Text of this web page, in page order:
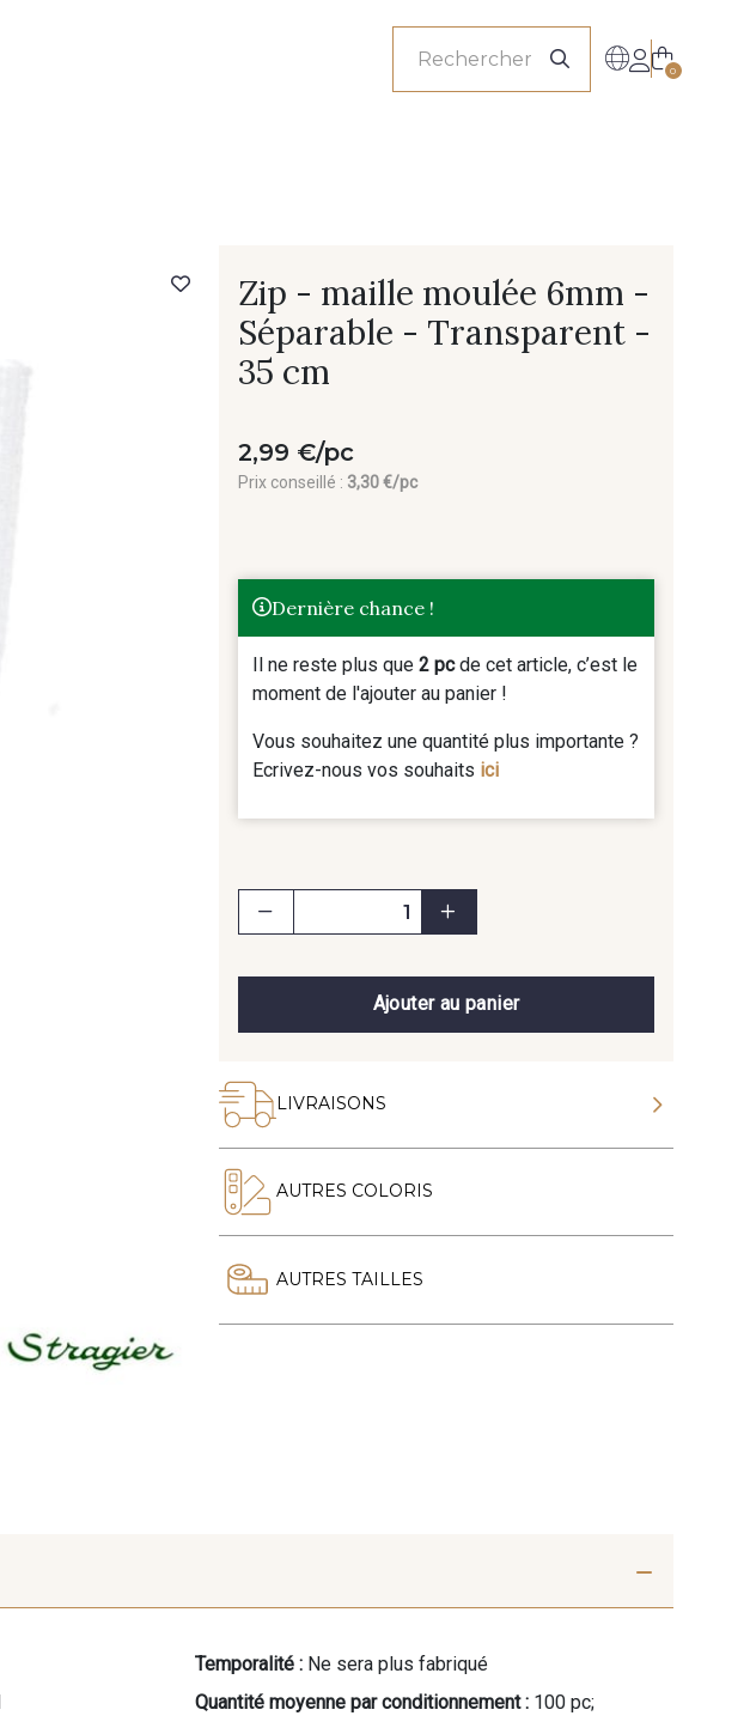
0
Zip - maille moulée 6mm -
Séparable - Transparent -
35 cm
2,99 €/pc
Prix conseillé : 3,30 €/pc
Dernière chance !
Il ne reste plus que 2 pcde cet article, c’est le
moment de l'ajouter au panier !
Vous souhaitez une quantité plus importante ?
Ecrivez-nous vos souhaits ici
Ajouter au panier
LIVRAISONS
AUTRES COLORIS
AUTRES TAILLES
Temporalité : Ne sera plus fabriqué
Quantité moyenne par conditionnement : 100 pc;